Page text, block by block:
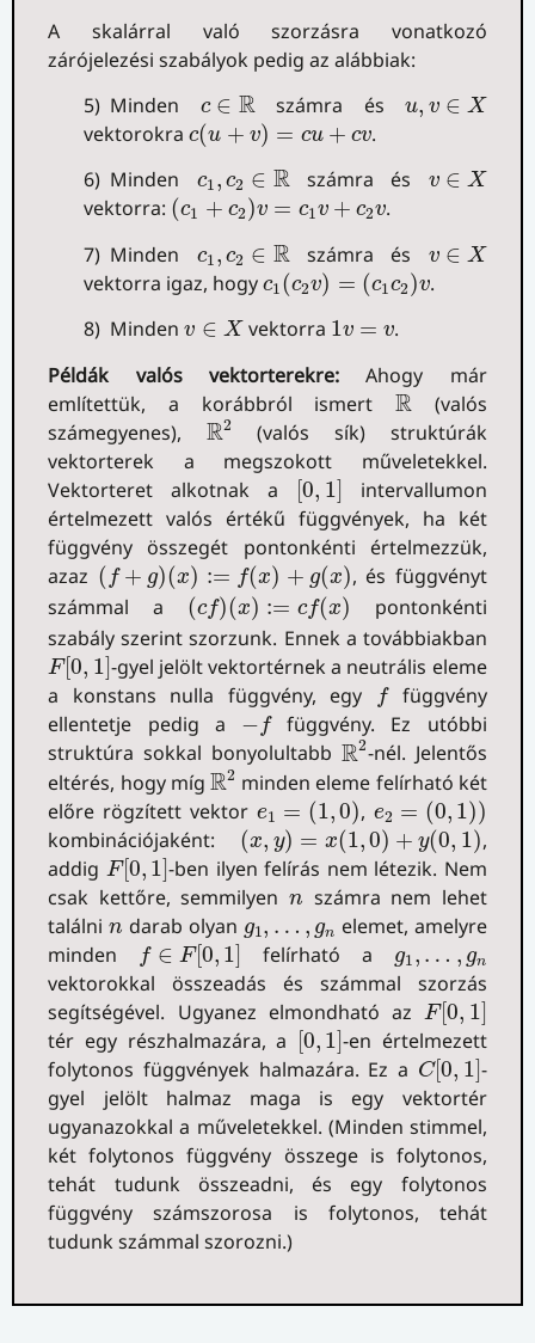
A skalárral való szorzásra vonatkozó
zárójelezési szabályok pedig az alábbiak:
5) Minden
c ∈ R
c∈ R számra ésu, v ∈ X
u v∈X
vektorokrac(u + v) = cu + cv
c(u+v)=cu+cv
.
6) Minden
c1, c2 ∈ R
c1 c ∈ Rszámra és v ∈ X
v ∈ X
vektorra: (c1 + c2)v = c1v + c2v
(c1+c 2)v=c1 v+c2v
.
7) Minden
c1, c2 ∈ R
c1 c ∈ Rszámra és v ∈ X
v ∈ X
vektorra igaz, hogyc1(c2v) = (c1c2)v
c1(c 2v)=(c1 c2)v .
8) Mindenv ∈ X
v ∈ X vektorra 1v = v
1v =v
.
Példák valós vektorterekre: Ahogy már
említettük, a korábbról ismertR
R (valós
számegyenes), R2
R2 (valós sík) struktúrák
vektorterek a megszokott műveletekkel.
Vektorteret alkotnak a
[0, 1
[0,1] intervallumon
értelmezett valós értékű függvények, ha két
függvény összegét pontonkénti értelmezzük,
azaz ( f + g)(x) := f(x) + g(x)
(f+g (x):=f(x)+ g(x)
, és függvényt
számmal a (cf)(x) := cf(x)
(cf)(x):= c x)
pontonkénti
szabály szerint szorzunk. Ennek a továbbiakban
F[0, 1
F[0,1]-gyel jelölt vektortérnek a neutrális eleme
a konstans nulla függvény, egy
f
ffüggvény
ellentetje pedig a − f
−f függvény. Ez utóbbi
struktúra sokkal bonyolultabb R2
R2-nél. Jelentős
eltérés, hogy míg R2
R2minden eleme felírható két
előre rögzített vektor e1 = (1,0)
e1=(1,0) , e2 = (0, 1))
e2=(0,1))
kombinációjaként: (x, y) = x(1,0) + y(0, 1)
(x,y)= (1,0)+y(0 , 1)
,
addig F[0, 1 ]
F[0,1]-ben ilyen felírás nem létezik. Nem
csak kettőre, semmilyen n
n számra nem lehet
találnin
n darab olyan g1, … , gn
g1 ,… , n elemet, amelyre
minden
f ∈ F[0, 1
f∈F[0,1] felírható a g1, … , gn
g1 , … , n
vektorokkal összeadás és számmal szorzás
segítségével. Ugyanez elmondható azF[0, 1
F[0,1]
tér egy részhalmazára, a 0, 1 ]
[0,1]-en értelmezett
folytonos függvények halmazára. Ez a C[0, 1
C[0,1]-
gyel jelölt halmaz maga is egy vektortér
ugyanazokkal a műveletekkel. (Minden stimmel,
két folytonos függvény összege is folytonos,
tehát tudunk összeadni, és egy folytonos
függvény számszorosa is folytonos, tehát
tudunk számmal szorozni.)